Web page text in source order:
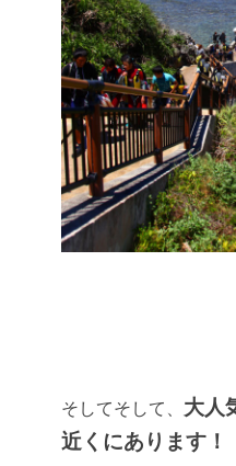
そしてそして、 大人
近くにあります！